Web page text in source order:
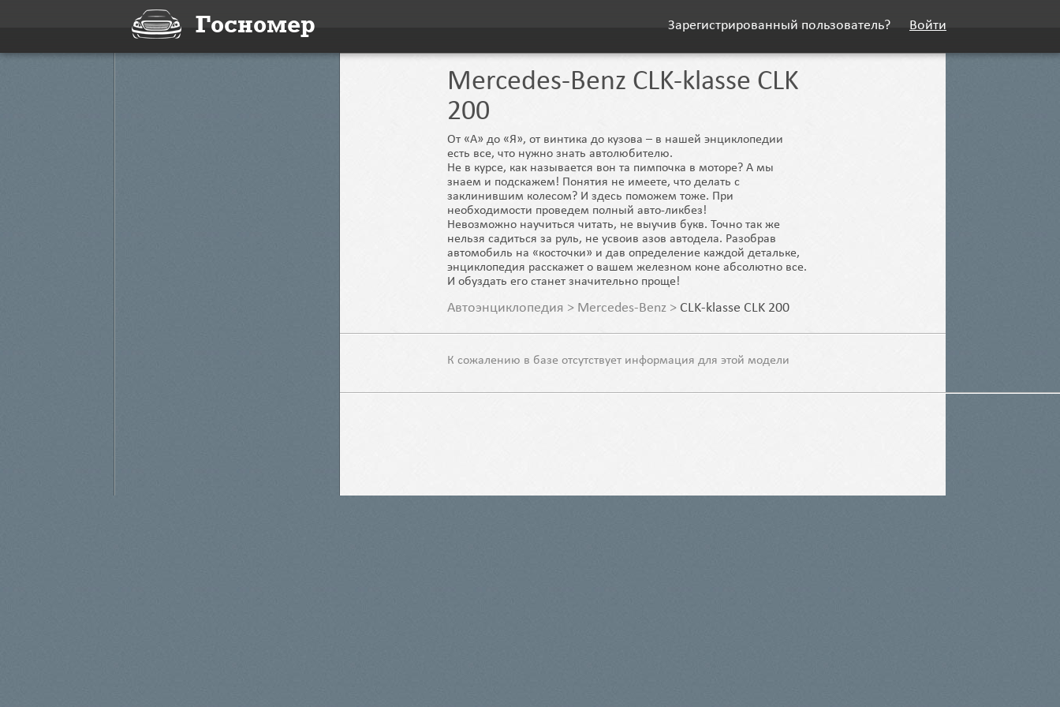
Госномер Зарегистрированный пользователь? Войти
Mercedes-Benz CLK-klasse CLK
200
От «А» до «Я», от винтика до кузова – в нашей энциклопедии
есть все, что нужно знать автолюбителю.
Не в курсе, как называется вон та пимпочка в моторе? А мы
знаем и подскажем! Понятия не имеете, что делать с
заклинившим колесом? И здесь поможем тоже. При
необходимости проведем полный авто-ликбез!
Невозможно научиться читать, не выучив букв. Точно так же
нельзя садиться за руль, не усвоив азов автодела. Разобрав
автомобиль на «косточки» и дав определение каждой детальке,
энциклопедия расскажет о вашем железном коне абсолютно все.
И обуздать его станет значительно проще!
Автоэнциклопедия > Mercedes-Benz > CLK-klasse CLK 200
К сожалению в базе отсутствует информация для этой модели